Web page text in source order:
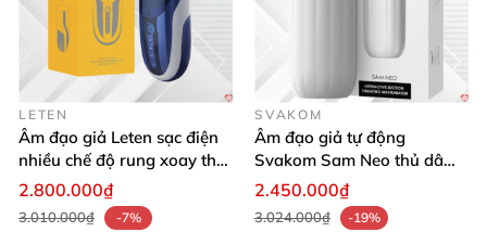
LETEN
Âm đạo giả Leten sạc điện
nhiều chế độ rung xoay thụt
rên rỉ
2.800.000₫
3.010.000₫
-7%
SVAKOM
Âm đạo giả tự động
Svakom Sam Neo thủ dâm
rung mút app điện thoại
2.450.000₫
3.024.000₫
-19%